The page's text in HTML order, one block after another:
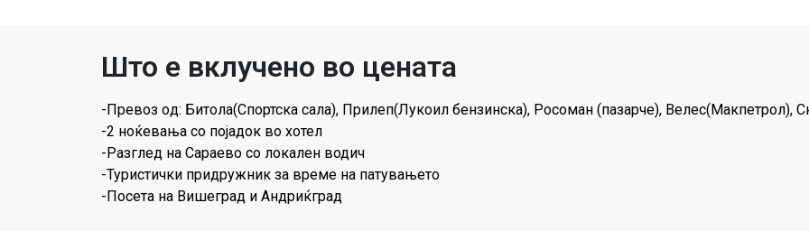
Што е вклучено во цената
-Превоз oд: Битола(Спортска сала), Прилеп(Лукоил бензинска), Росоман (пазарче), Велес(Макпетрол),
-2 ноќевања со појадок во хотел
-Разглед на Сараево со локален водич
-Туристички придружник за време на патувањето
-Посета на Вишеград и Андриќград